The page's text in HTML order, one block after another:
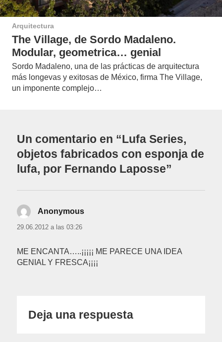
Arquitectura
The Village, de Sordo Madaleno.
Modular, geometrica… genial
Sordo Madaleno, una de las prácticas de arquitectura
más longevas y exitosas de México, firma The Village,
un imponente complejo…
Un comentario en “Lufa Series,
objetos fabricados con esponja de
lufa, por Fernando Laposse”
Anonymous
29.06.2012 a las 03:26
ME ENCANTA…..¡¡¡¡¡ ME PARECE UNA IDEA
GENIAL Y FRESCA¡¡¡¡
Deja una respuesta